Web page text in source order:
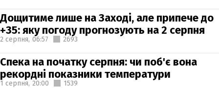
Дощитиме лише на Заході, але припече до
+35: яку погоду прогнозують на 2 серпня
2 серпня, 06:57 2693
Спека на початку серпня: чи поб'є вона
рекордні показники температури
1 серпня, 20:00 1539